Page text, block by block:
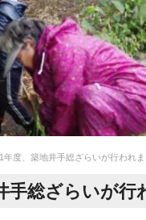
年度、築地井手総ざらいが行われま
手総ざらいが行